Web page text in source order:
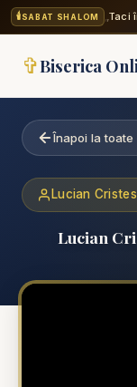
🕯️SABAT SHALOM „Taci
✞Biserica
Înapoi la toate
Lucian
Lucian